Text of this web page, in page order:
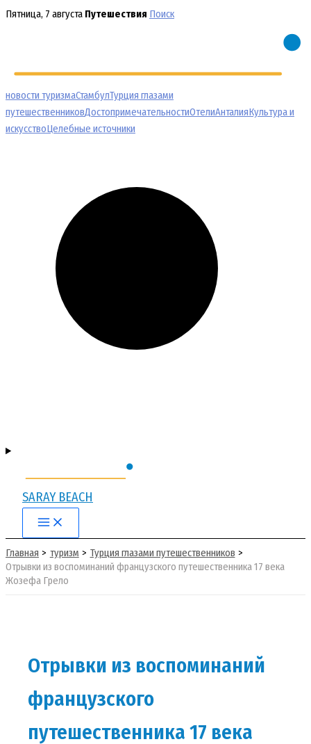
Перейти
Пятница, 7 августа Путешествия Поиск
новости туризмаСтамбулТурция глазами
путешественниковДостопримечательностиОтелиАнталияКультура и
искусствоЦелебные источники
SARAY BEACH
Main
Menu
Главная туризм
Турция глазами путешественников
Отрывки из воспоминаний французского путешественника 17 века
Жозефа Грело
Отрывки из воспоминаний
французского
путешественника 17 века